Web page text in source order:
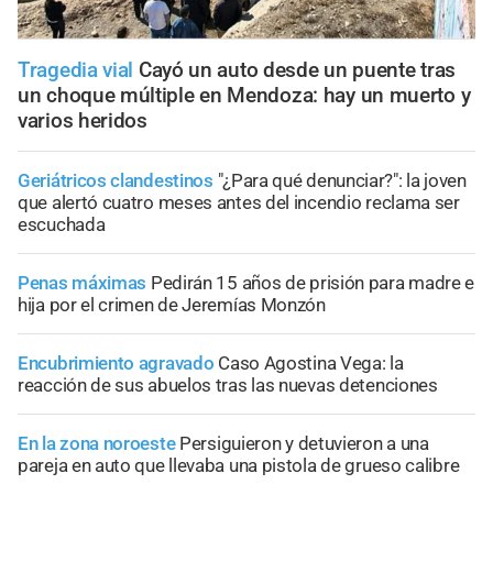
Tragedia vial Cayó un auto desde un puente tras
un choque múltiple en Mendoza: hay un muerto y
varios heridos
Geriátricos clandestinos "¿Para qué denunciar?": la joven
que alertó cuatro meses antes del incendio reclama ser
escuchada
Penas máximas Pedirán 15 años de prisión para madre e
hija por el crimen de Jeremías Monzón
Encubrimiento agravado Caso Agostina Vega: la
reacción de sus abuelos tras las nuevas detenciones
En la zona noroeste Persiguieron y detuvieron a una
pareja en auto que llevaba una pistola de grueso calibre